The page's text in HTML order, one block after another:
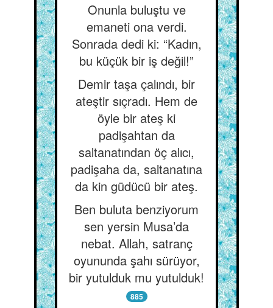
Onunla buluştu ve
emaneti ona verdi.
Sonrada dedi ki: “Kadın,
bu küçük bir iş değil!”
Demir taşa çalındı, bir
ateştir sıçradı. Hem de
öyle bir ateş ki
padişahtan da
saltanatından öç alıcı,
padişaha da, saltanatına
da kin güdücü bir ateş.
Ben buluta benziyorum
sen yersin Musa’da
nebat. Allah, satranç
oyununda şahı sürüyor,
bir yutulduk mu yutulduk!
885